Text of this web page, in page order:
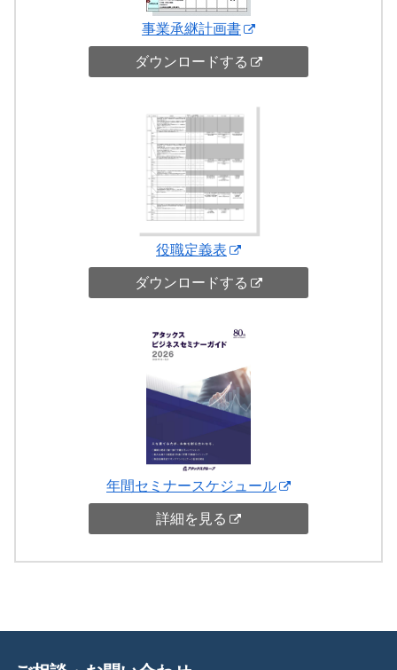
事業承継計画書
ダウンロードする
役職定義表
ダウンロードする
年間セミナースケジュール
詳細を見る